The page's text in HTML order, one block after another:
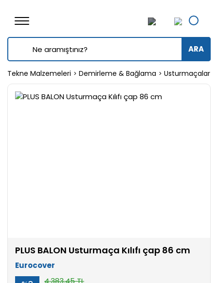
ARA
Tekne Malzemeleri Demirleme & Bağlama Usturmaçalar
PLUS BALON Usturmaça Kılıfı çap 86 cm
Eurocover
4.383,45 TL